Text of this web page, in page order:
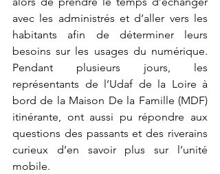
avec les administrés et d’aller vers les
habitants afin de déterminer leurs
besoins sur les usages du numérique.
Pendant plusieurs jours, les
représentants de l’Udaf de la Loire à
bord de la Maison De la Famille (MDF)
itinérante, ont aussi pu répondre aux
questions des passants et des riverains
curieux d’en savoir plus sur l’unité
mobile.